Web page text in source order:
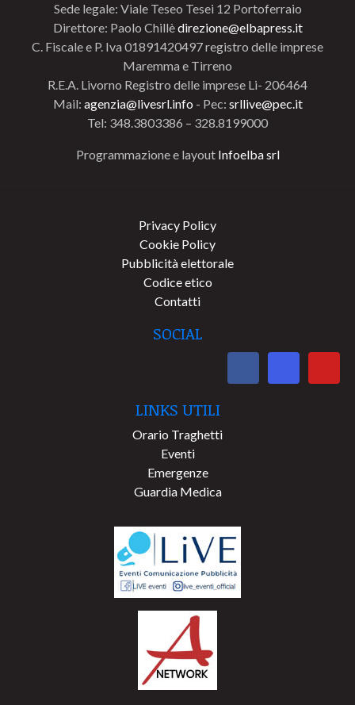
Sede legale: Viale Teseo Tesei 12 Portoferraio
Direttore: Paolo Chillèdirezione@elbapress.it
C. Fiscale e P. Iva 01891420497 registro delle imprese
Maremma e Tirreno
R.E.A. Livorno Registro delle imprese Li- 206464
Mail: agenzia@livesrl.info - Pec: srllive@pec.it
Tel: 348.3803386 – 328.8199000
Programmazione e layout Infoelba srl
Privacy Policy
Cookie Policy
Pubblicità elettorale
Codice etico
Contatti
SOCIAL
LINKS UTILI
Orario Traghetti
Eventi
Emergenze
Guardia Medica